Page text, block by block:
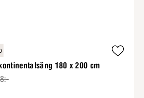
180 x 200 cm